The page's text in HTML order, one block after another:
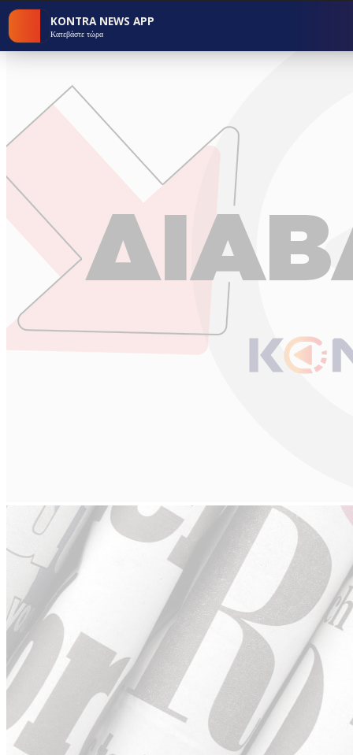
KONTRA NEWS APP
Κατεβάστε τώρα